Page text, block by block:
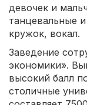
девочек и
танцевальные
кружок, вокал.
Заведение
экономики».
высокий балл
столичные